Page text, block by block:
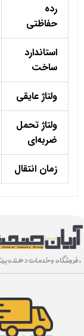
رده
حفاظتی
استاندارد
ساخت
ولتاژ عایقی
ولتاژ تحمل
ضربه‌ای
زمان انتقال
، فروشگاه و خدمات دهنده